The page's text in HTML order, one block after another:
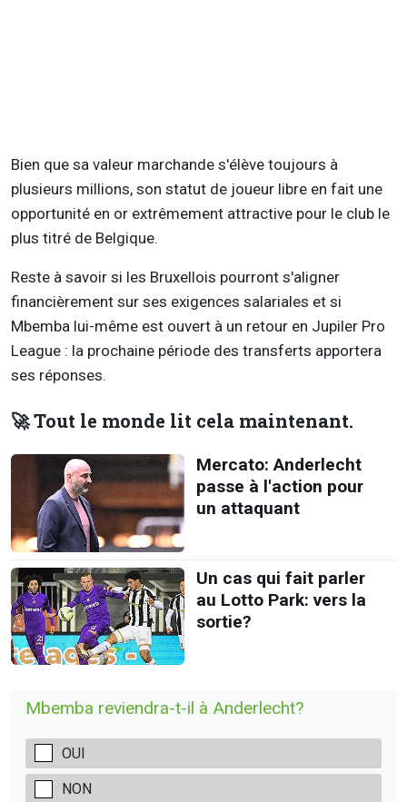
Bien que sa valeur marchande s'élève toujours à
plusieurs millions, son statut de joueur libre en fait une
opportunité en or extrêmement attractive pour le club le
plus titré de Belgique.
Reste à savoir si les Bruxellois pourront s'aligner
financièrement sur ses exigences salariales et si
Mbemba lui-même est ouvert à un retour en Jupiler Pro
League : la prochaine période des transferts apportera
ses réponses.
🚀 Tout le monde lit cela maintenant.
Mercato: Anderlecht
passe à l'action pour
un attaquant
Un cas qui fait parler
au Lotto Park: vers la
sortie?
Mbemba reviendra-t-il à Anderlecht?
OUI
NON